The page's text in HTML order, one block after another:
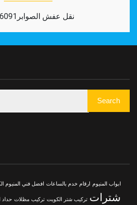
نقل عفش الصوابر50636091
ابواب المنيوم ارقام خدم بالساعات افضل فني المنيوم
شترات تركيب شتر الكويت تركيب مظلات حداد